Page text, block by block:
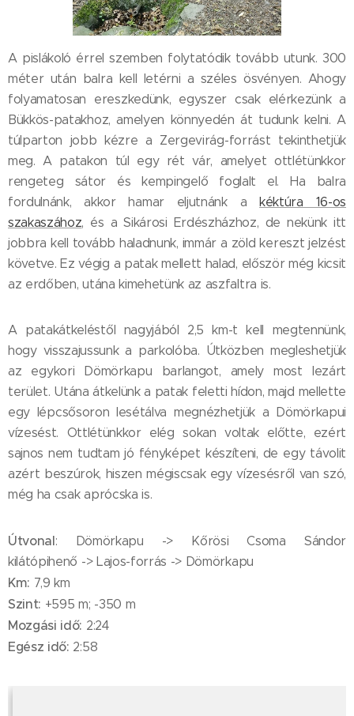
A pislákoló érrel szemben folytatódik tovább utunk. 300
méter után balra kell letérni a széles ösvényen. Ahogy
folyamatosan ereszkedünk, egyszer csak elérkezünk a
Bükkös-patakhoz, amelyen könnyedén át tudunk kelni. A
túlparton jobb kézre a Zergevirág-forrást tekinthetjük
meg. A patakon túl egy rét vár, amelyet ottlétünkkor
rengeteg sátor és kempingelő foglalt el. Ha balra
fordulnánk, akkor hamar eljutnánk a
kéktúra 16-os
szakaszához, és a Sikárosi Erdészházhoz, de nekünk itt
jobbra kell tovább haladnunk, immár a zöld kereszt jelzést
követve. Ez végig a patak mellett halad, először még kicsit
az erdőben, utána kimehetünk az aszfaltra is.
A patakátkeléstől nagyjából 2,5 km-t kell megtennünk,
hogy visszajussunk a parkolóba. Útközben megleshetjük
az egykori Dömörkapu barlangot, amely most lezárt
terület. Utána átkelünk a patak feletti hídon, majd mellette
egy lépcsősoron lesétálva megnézhetjük a Dömörkapui
vízesést. Ottlétünkkor elég sokan voltak előtte, ezért
sajnos nem tudtam jó fényképet készíteni, de egy távolit
azért beszúrok, hiszen mégiscsak egy vízesésről van szó,
még ha csak aprócska is.
Útvonal: Dömörkapu -> Kőrösi Csoma Sándor
kilátópihenő -> Lajos-forrás -> Dömörkapu
Km: 7,9 km
Szint: +595 m; -350 m
Mozgási idő: 2:24
Egész idő: 2:58